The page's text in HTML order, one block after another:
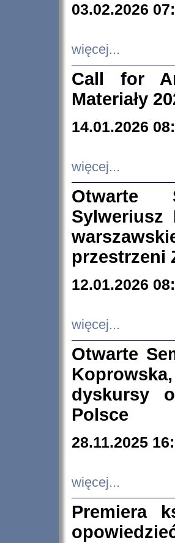
03.02.2026
więcej...
Call for
Materiały
14.01.2026
więcej...
Otwarte
Sylweriusz
przestrzeni
12.01.2026
więcej...
Otwarte
dyskursy
Polsce
28.11.2025
więcej...
Premiera